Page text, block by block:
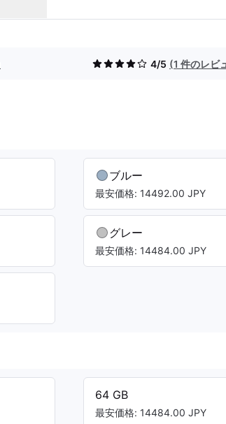
4/5 (1 件のレビ
ブルー
最安価格: 14492.00 JPY
グレー
最安価格: 14484.00 JPY
64 GB
最安価格: 14484.00 JPY